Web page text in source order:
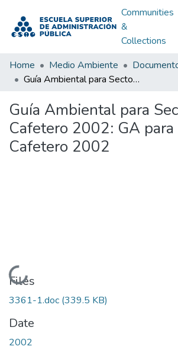
Communities
&
Collections
Home Medio Ambiente
Guía Ambiental para Sector Cafetero 2002: GA para Sector Cafetero 2002
Guía Ambiental para
Cafetero 2002: GA para
Cafetero 2002
Loading...
Files
3361-1.doc (339.5 KB)
Date
2002